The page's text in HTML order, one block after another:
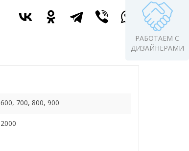
РАБОТАЕМ С
ДИЗАЙНЕРАМИ
600, 700, 800, 900
2000